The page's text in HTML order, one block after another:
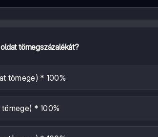
tömegszázalékát?
tömege) * 100%
* 100%